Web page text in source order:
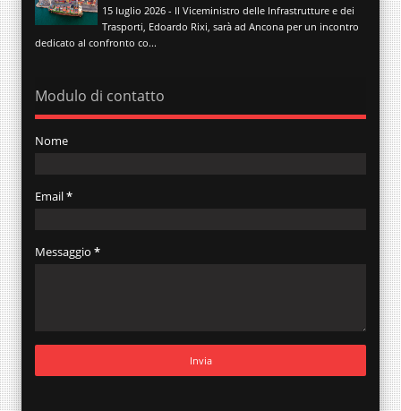
15 luglio 2026 - Il Viceministro delle Infrastrutture e dei
Trasporti, Edoardo Rixi, sarà ad Ancona per un incontro
dedicato al confronto co...
Modulo di contatto
Nome
Email*
Messaggio *